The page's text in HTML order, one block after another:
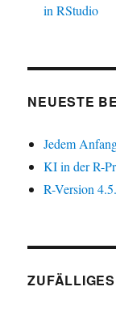
in RStudio
NEUESTE
Jedem
KI in der R-
R-Version